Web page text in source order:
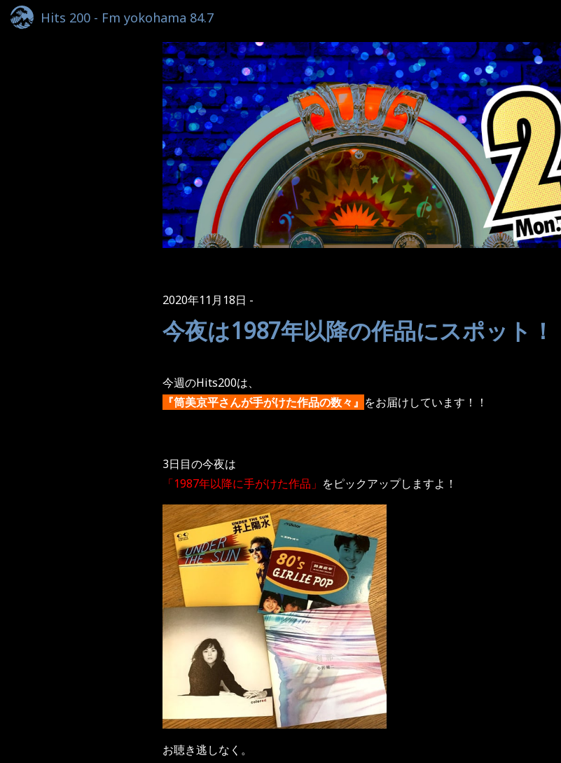
Hits 200 - Fm yokohama 84.7
2020年11月18日
今夜は1987年以降の作品にスポット！
今週のHits200は、
『筒美京平さんが手がけた作品の数々』 をお届けしています！！
3日目の今夜は
「1987年以降に手がけた作品」 をピックアップしますよ！
お聴き逃しなく。